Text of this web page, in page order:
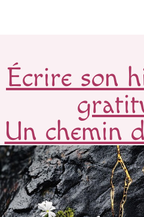
Écrire son
Un chemin